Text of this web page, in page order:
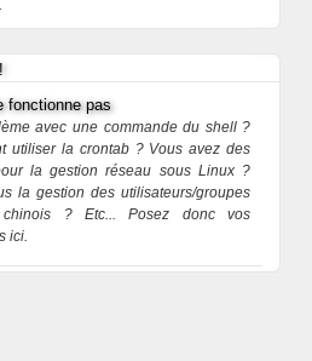
fonctionne pas
avec une commande du shell ?
utiliser la crontab ? Vous avez des
la gestion réseau sous Linux ?
la gestion des utilisateurs/groupes
? Etc... Posez donc vos
ici.